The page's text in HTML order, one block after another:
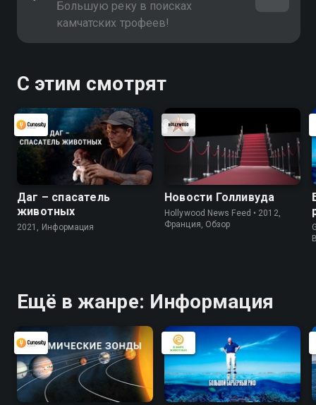
Большую реку в поисках
камчатских трофеев!
С этим смотрят
Даг – спасатель
животных
2021, Информация
Новости Голливуда
Hollywood News Feed • 2012,
Франция, Обзор
Ещё в жанре: Информация